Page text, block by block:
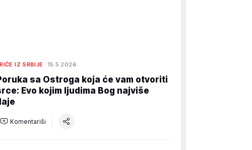
IZ SRBIJE 15.5.2026.
sa Ostroga koja će vam otvoriti
Evo kojim ljudima Bog najviše
Komentariši